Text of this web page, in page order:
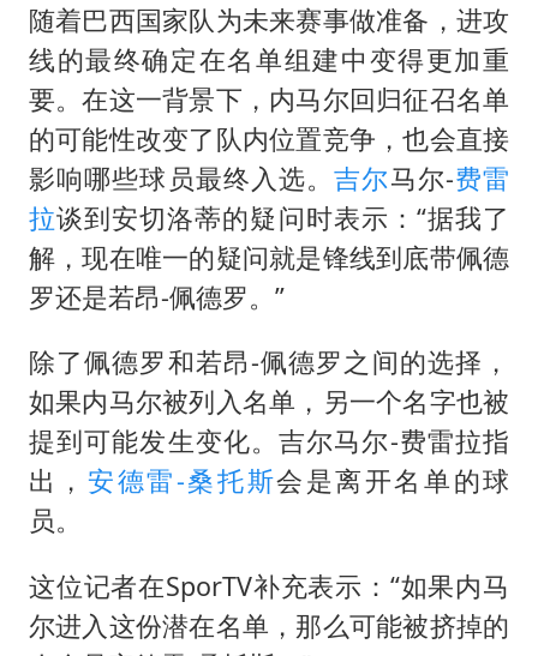
随着巴西国家队为未来赛事做准备，进攻
线的最终确定在名单组建中变得更加重
要。在这一背景下，内马尔回归征召名单
的可能性改变了队内位置竞争，也会直接
影响哪些球员最终入选。吉尔马尔-费雷
拉谈到安切洛蒂的疑问时表示：“据我了
解，现在唯一的疑问就是锋线到底带佩德
罗还是若昂-佩德罗。”
除了佩德罗和若昂-佩德罗之间的选择，
如果内马尔被列入名单，另一个名字也被
提到可能发生变化。吉尔马尔-费雷拉指
出，安德雷-桑托斯会是离开名单的球
员。
这位记者在SporTV补充表示：“如果内马
尔进入这份潜在名单，那么可能被挤掉的